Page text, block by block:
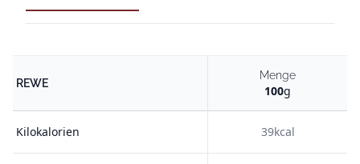
REWE
Menge
100g
Kilokalorien 39kcal